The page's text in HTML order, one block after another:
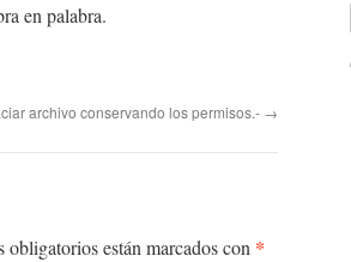
en palabra.
archivo conservando los permisos.- →
obligatorios están marcados con *